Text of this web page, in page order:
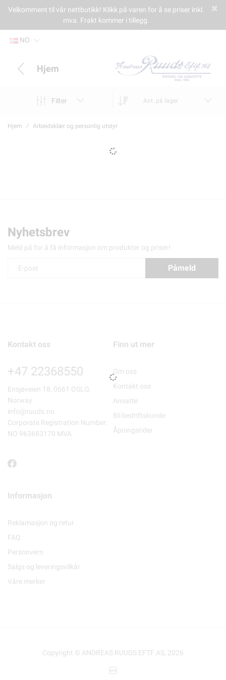
Velkomment til vår nettbutikk! Klikk på varen for å se priser inkl.
mva. Frakt kommer i tillegg.
NO
Hjem
Filter Ant. på lager
Hjem Arbeidsklær og personlig utstyr
Nyhetsbrev
Meld på for å få informasjon om produkter og priser!
Påmeld
Kontakt oss
+47 22368550
Ensjøveien 18, 0661 OSLO,
Norway
info@ruuds.no
Corporate Registration Number:
NO 963683170 MVA
Finn ut mer
Om oss
Kontakt oss
Ansatte
Bli bedriftskunde
Åpningstider
Informasjon
Reklamasjon og retur
FAQ
Personvern
Salgs og leveringsvilkår
Våre merker
Copyright © ANDREAS RUUDS EFTF AS, 2026